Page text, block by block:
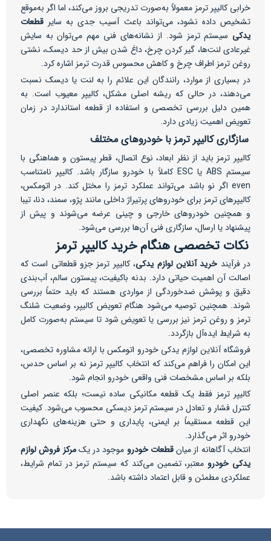
خرابی کالیپر ترمز معمولاً به‌صورت تدریجی بروز می‌کند، اما اگر به‌موقع
تشخیص داده نشود، می‌تواند باعث آسیب جدی به سایر قطعات
یدکی سیستم ترمز شود. از نشانه‌های فنی مهم می‌توان به سایش
غیرعادی لنت‌ها، گیر کردن چرخ، داغ شدن بیش از حد دیسک، نشتی
روغن ترمز اطراف چرخ و کاهش محسوس قدرت ترمز اشاره کرد.
در بسیاری از موارد، رانندگان این علائم را به لنت یا دیسک نسبت
می‌دهند، در حالی که ریشه اصلی مشکل، کالیپر معیوب است. به
همین دلیل بررسی تخصصی و استفاده از قطعه استاندارد در زمان
تعویض اهمیت زیادی دارد.
سازگاری کالیپر ترمز با خودروهای مختلف
کالیپر ترمز باید از نظر ابعاد، نوع اتصال، قطر پیستون و هماهنگی با
سیستم ABS یا ESC کاملاً با خودرو سازگار باشد. کالیپر نامتناسب
even اگر نو باشد می‌تواند عملکرد ترمز را مختل کند. در اتومکس،
کالیپرهای ترمز برای خودروهای پرتیراژ داخلی مانند پژو، سمند، دنا، تیبا
و همچنین خودروهای خارجی و چینی عرضه می‌شوند و پیش از
پیشنهاد یا ارسال، سازگاری فنی آن‌ها بررسی می‌شود.
نکات تخصصی هنگام خرید کالیپر ترمز
در فرآیند خرید آنلاین لوازم یدکی، کالیپر ترمز جزو قطعاتی است که
اصالت آن اهمیت حیاتی دارد. بدنه باکیفیت، پیستون سالم، آب‌بندی
دقیق و پوشش ضدخوردگی از مواردی هستند که باید حتماً بررسی
شوند. همچنین توصیه می‌شود هنگام تعویض کالیپر، وضعیت شلنگ
ترمز و روغن ترمز نیز بررسی یا تعویض شود تا سیستم به‌صورت کامل
به شرایط ایده‌آل بازگردد.
فروشگاه آنلاین لوازم یدکی خودرو اتومکس با ارائه مشاوره تخصصی،
این امکان را فراهم می‌کند که انتخاب کالیپر ترمز نه بر اساس حدس،
بلکه بر اساس مشخصات فنی واقعی خودرو انجام شود.
کالیپر ترمز فقط یک قطعه مکانیکی ساده نیست؛ بلکه عنصر اصلی
کنترل فشار و تعادل در سیستم ترمز دیسکی محسوب می‌شود. کیفیت
این قطعه مستقیماً بر ایمنی، پایداری و حتی هزینه‌های نگهداری
خودرو اثر می‌گذارد.
انتخاب آگاهانه از میانقطعات خودرو موجود در یکمرکز فروش لوازم
یدکی خودرومعتبر، تضمین می‌کند که سیستم ترمز در تمام شرایط،
عملکردی مطمئن و قابل اعتماد داشته باشد.